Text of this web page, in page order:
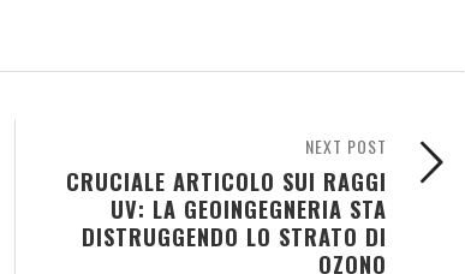
NEXT POST
CRUCIALE ARTICOLO SUI RAGGI
UV: LA GEOINGEGNERIA STA
DISTRUGGENDO LO STRATO DI
OZONO